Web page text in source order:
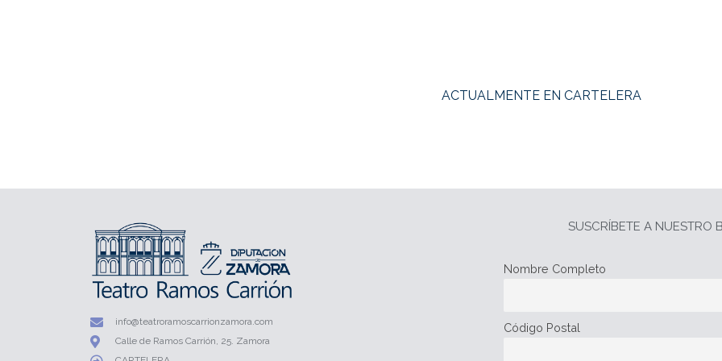
ACTUALMENTE EN CARTELERA
info@teatroramoscarrionzamora.com
Calle de Ramos Carrión, 25. Zamora
SUSCRÍBETE A NUESTRO
Nombre Completo
Código Postal